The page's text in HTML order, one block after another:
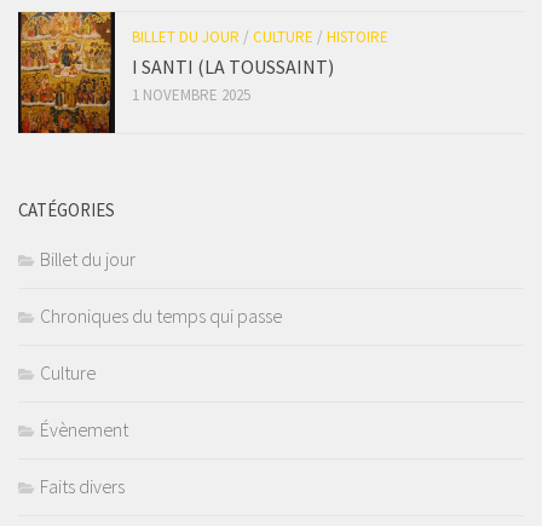
BILLET DU JOUR / CULTURE / HISTOIRE
I SANTI (LA TOUSSAINT)
1 NOVEMBRE 2025
CATÉGORIES
Billet du jour
Chroniques du temps qui passe
Culture
Évènement
Faits divers